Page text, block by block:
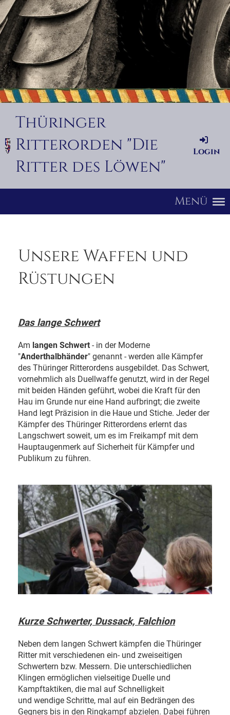
Thüringer
Ritterorden "Die
Ritter des Löwen"
Login
Menü
Unsere Waffen und
Rüstungen
Das lange Schwert
Am langen Schwert - in der Moderne
"Anderthalbhänder" genannt - werden alle Kämpfer
des Thüringer Ritterordens ausgebildet. Das Schwert,
vornehmlich als Duellwaffe genutzt, wird in der Regel
mit beiden Händen geführt, wobei die Kraft für den
Hau im Grunde nur eine Hand aufbringt; die zweite
Hand legt Präzision in die Haue und Stiche. Jeder der
Kämpfer des Thüringer Ritterordens erlernt das
Langschwert soweit, um es im Freikampf mit dem
Hauptaugenmerk auf Sicherheit für Kämpfer und
Publikum zu führen.
Kurze Schwerter, Dussack, Falchion
Neben dem langen Schwert kämpfen die Thüringer
Ritter mit verschiedenen ein- und zweiseitigen
Schwertern bzw. Messern. Die unterschiedlichen
Klingen ermöglichen vielseitige Duelle und
Kampftaktiken, die mal auf Schnelligkeit
und wendige Schritte, mal auf ein Bedrängen des
Gegners bis in den Ringkampf abzielen. Dabei führen